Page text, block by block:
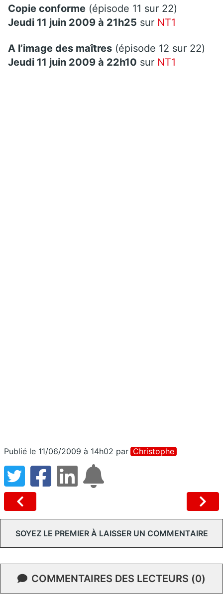
Copie conforme (épisode 11 sur 22)
Jeudi 11 juin 2009 à 21h25 sur NT1
A l’image des maîtres (épisode 12 sur 22)
Jeudi 11 juin 2009 à 22h10 sur NT1
Publié le 11/06/2009 à 14h02 par Christophe
SOYEZ LE PREMIER À LAISSER UN COMMENTAIRE
COMMENTAIRES DES LECTEURS (0)